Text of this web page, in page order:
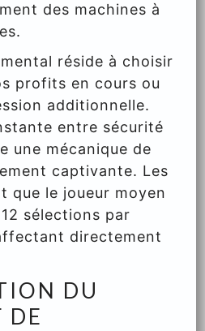
des machines à
réside à choisir
profits en cours ou
additionnelle.
entre sécurité
une mécanique de
captivante. Les
que le joueur moyen
sélections par
directement
DU
DE